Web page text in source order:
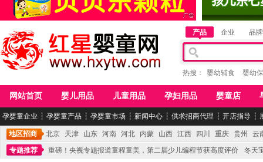
产品 企业 品牌
热搜： 婴幼辅食 婴幼
网站首页 婴儿用品 儿童用品 孕妇用品 婴童店
孕婴童企业 ┆ 孕婴童产品 ┆ 孕婴童市场 ┆ 新闻中心 ┆ 供求招商代理 ┆ 开店指导 ┆
地区招商 北京 天津 山东 河南 河北 内蒙 山西 江西 四川 重庆 贵州
云
专题推荐
重磅！央视专题报道童程童美，第二届少儿编程节获高度评价
冬天